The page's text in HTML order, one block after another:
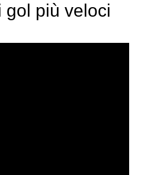
gol più veloci